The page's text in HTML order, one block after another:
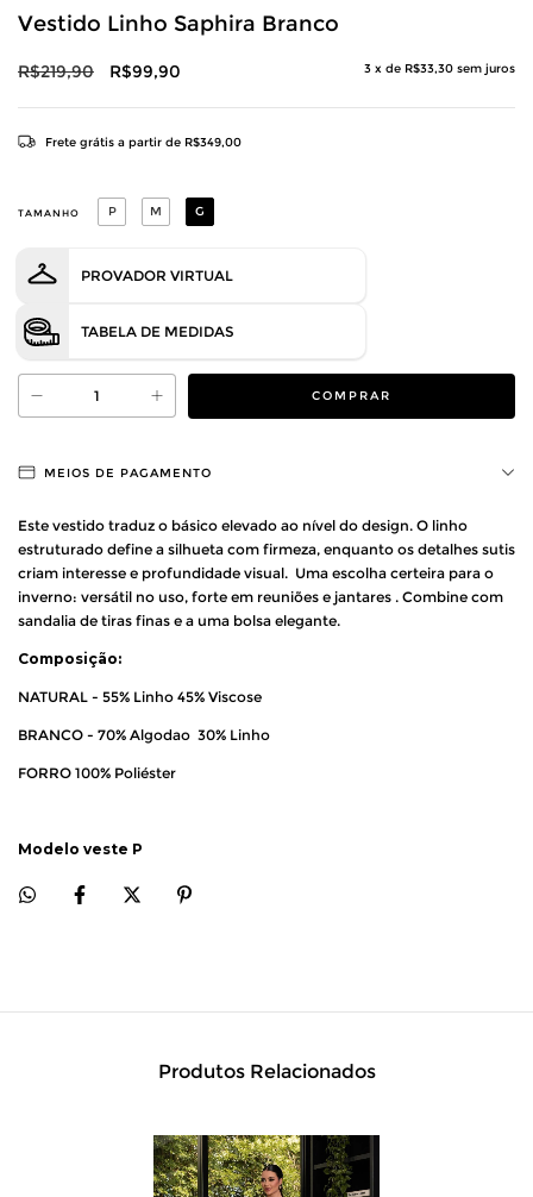
Vestido Linho Saphira Branco
R$219,90 R$99,90 3 x de R$33,30 sem juros
Frete grátis a partir de R$349,00
TAMANHO P M G
PROVADOR VIRTUAL
TABELA DE MEDIDAS
MEIOS DE PAGAMENTO
Este vestido traduz o básico elevado ao nível do design. O linho
estruturado define a silhueta com firmeza, enquanto os detalhes sutis
criam interesse e profundidade visual. Uma escolha certeira para o
inverno: versátil no uso, forte em reuniões e jantares . Combine com
sandalia de tiras finas e a uma bolsa elegante.
Composição:
NATURAL - 55% Linho 45% Viscose
BRANCO - 70% Algodao 30% Linho
FORRO 100% Poliéster
Modelo veste P
Produtos Relacionados